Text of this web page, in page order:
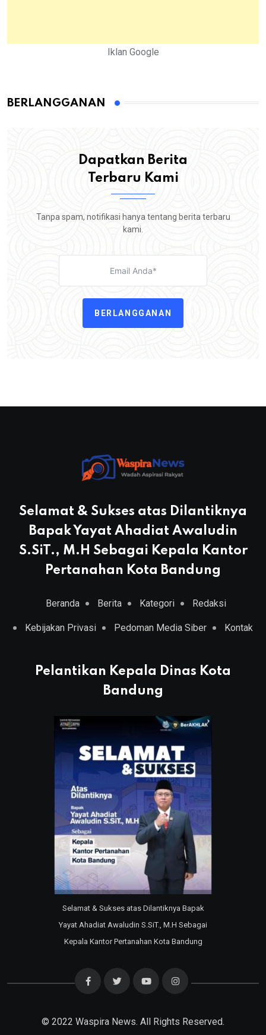
Iklan Google
BERLANGGANAN
Dapatkan Berita
Terbaru Kami
Tanpa spam, notifikasi hanya tentang berita terbaru
kami.
BERLANGGANAN
Selamat & Sukses atas Dilantiknya
Bapak Yayat Ahadiat Awaludin
S.SiT., M.H Sebagai Kepala Kantor
Pertanahan Kota Bandung
Beranda Berita Kategori Redaksi
Kebijakan Privasi Pedoman Media Siber Kontak
Pelantikan Kepala Dinas Kota
Bandung
Selamat & Sukses atas Dilantiknya Bapak
Yayat Ahadiat Awaludin S.SiT., M.H Sebagai
Kepala Kantor Pertanahan Kota Bandung
© 2022 Waspira News. All Rights Reserved.